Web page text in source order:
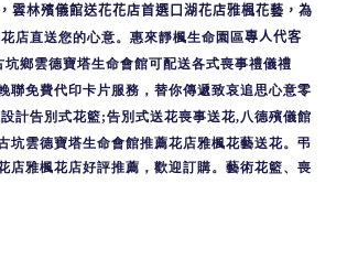
雲林殯儀館送花花店首選口湖花店雅楓花藝，為
店直送您的心意。惠來靜楓生命園區專人代客
鄉雲德寶塔生命會館可配送各式喪事禮儀禮
聯免費代印卡片服務，替你傳遞致哀追思心意零
計告別式花籃;告別式送花喪事送花,八德殯儀館
坑雲德寶塔生命會館推薦花店雅楓花藝送花。弔
店雅楓花店好評推薦，歡迎訂購。藝術花籃、喪